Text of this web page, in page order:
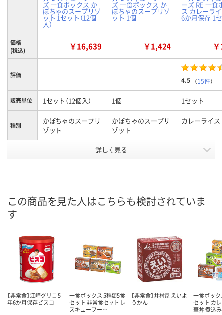
ズ 一食ボックス か
ぼちゃのスープリゾ
ット 1セット（12個
入）
ズ 一食ボックス か
ぼちゃのスープリゾ
ット 1個
ーズ RE 一食
ス カレーラ
6か月保存 1
価格
(税込)
￥16,639 ￥1,424
評価
4.5 （15件）
販売単位 1セット（12個入） 1個 1セット
種別
かぼちゃのスープリ
ゾット
かぼちゃのスープリ
ゾット
カレーライス
RX51571 6294201
8月11日（火）
カゴへ カ
詳しく見る
この商品を見た人はこちらも検討されていま
す
【非常食】江崎グリコ 5
年6か月保存ビスコ
一食ボックス 5種類5食
セット 非常食セット レ
スキューフー…
【非常食】井村屋 えいよ
うかん
一食ボック
セット カ
華丼 煮込